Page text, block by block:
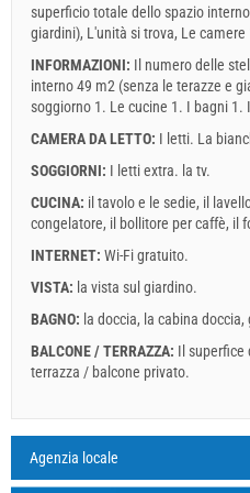
Obbligatorio Registrazione degli
per_person), Registrazione degli
31.12.): 5 EUR (once - per_person)
Termini e
Se non desideri prenotare
compila e fai clic su "Invia richiesta".
superficio totale dello spazio
giardini), L'unità si trova, Le
INFORMAZIONI: Il numero delle
interno 49 m2 (senza le terazze e
soggiorno 1. Le cucine 1. I bagni
CAMERA DA LETTO: I letti. La
SOGGIORNI: I letti extra. la tv.
CUCINA: il tavolo e le sedie, il
congelatore, il bollitore per caffè, il
INTERNET: Wi-Fi gratuito.
VISTA: la vista sul giardino.
BAGNO: la doccia, la cabina doccia,
BALCONE / TERRAZZA: Il superfice
terrazza / balcone privato.
A3 Apartment (2+2) : Prices 2026
16
Legenda:date con rosso sfondo
agosto
I campi contrassegnati con
Agenzia locale